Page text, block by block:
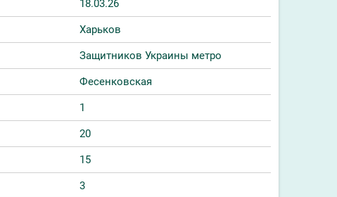
18.03.26
Харьков
Защитников Украины метро
Фесенковская
1
20
15
3